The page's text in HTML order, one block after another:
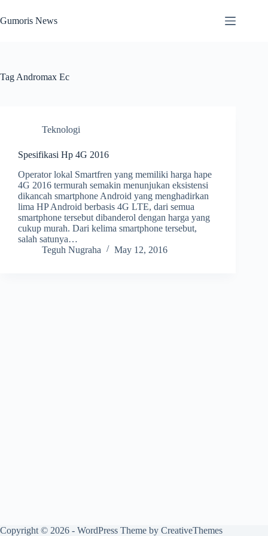
to
content
Gumoris News
Tag Andromax Ec
Teknologi
Spesifikasi Hp 4G 2016
Operator lokal Smartfren yang memiliki harga hape
4G 2016 termurah semakin menunjukan eksistensi
dikancah smartphone Android yang menghadirkan
lima HP Android berbasis 4G LTE, dari semua
smartphone tersebut dibanderol dengan harga yang
cukup murah. Dari kelima smartphone tersebut,
salah satunya…
Teguh Nugraha
May 12, 2016
Copyright © 2026 - WordPress Theme by CreativeThemes